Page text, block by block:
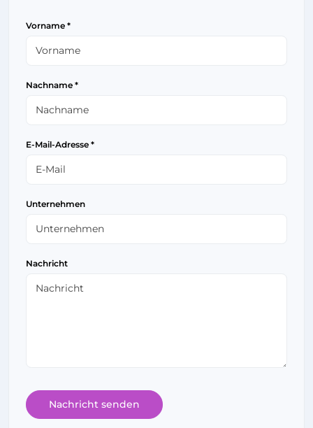
Vorname *
Nachname *
E-Mail-Adresse *
Unternehmen
Nachricht
Nachricht senden